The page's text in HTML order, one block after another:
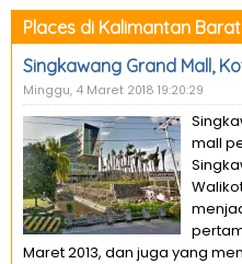
Places di Kalimantan Barat
Singkawang Grand Mall,
Minggu, 4 Maret 2018 19:20:29
mall
Maret 2013, dan juga yang